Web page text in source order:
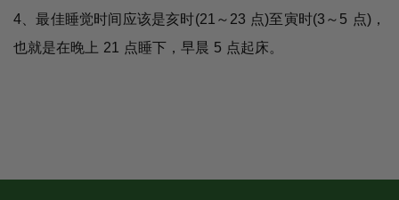
4 、最佳睡觉时间应该是亥时(21～23 点)至寅时(3～5 点)，
也就是在晚上 21 点睡下，早晨 5 点起床。